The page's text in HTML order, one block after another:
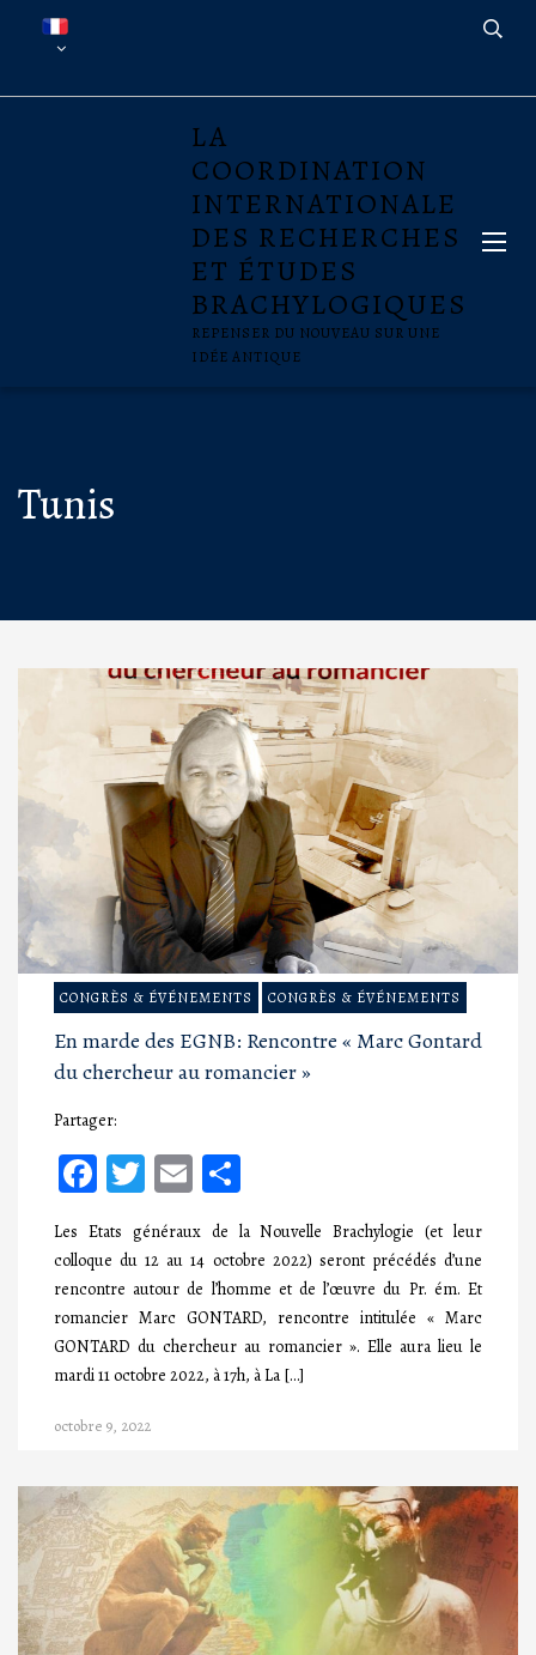
LA
COORDINATION
INTERNATIONALE
DES RECHERCHES
ET ÉTUDES
BRACHYLOGIQUES
REPENSER DU NOUVEAU SUR UNE
IDÉE ANTIQUE
Tunis
CONGRÈS & ÉVÉNEMENTS CONGRÈS & ÉVÉNEMENTS
En marde des EGNB: Rencontre « Marc Gontard
du chercheur au romancier »
Partager:
Facebook
Twitter
Email
Les Etats généraux de la Nouvelle Brachylogie (et leur
colloque du 12 au 14 octobre 2022) seront précédés d’une
rencontre autour de l’homme et de l’œuvre du Pr. ém. Et
romancier Marc GONTARD, rencontre intitulée « Marc
GONTARD du chercheur au romancier ». Elle aura lieu le
mardi 11 octobre 2022, à 17h, à La […]
octobre 9, 2022